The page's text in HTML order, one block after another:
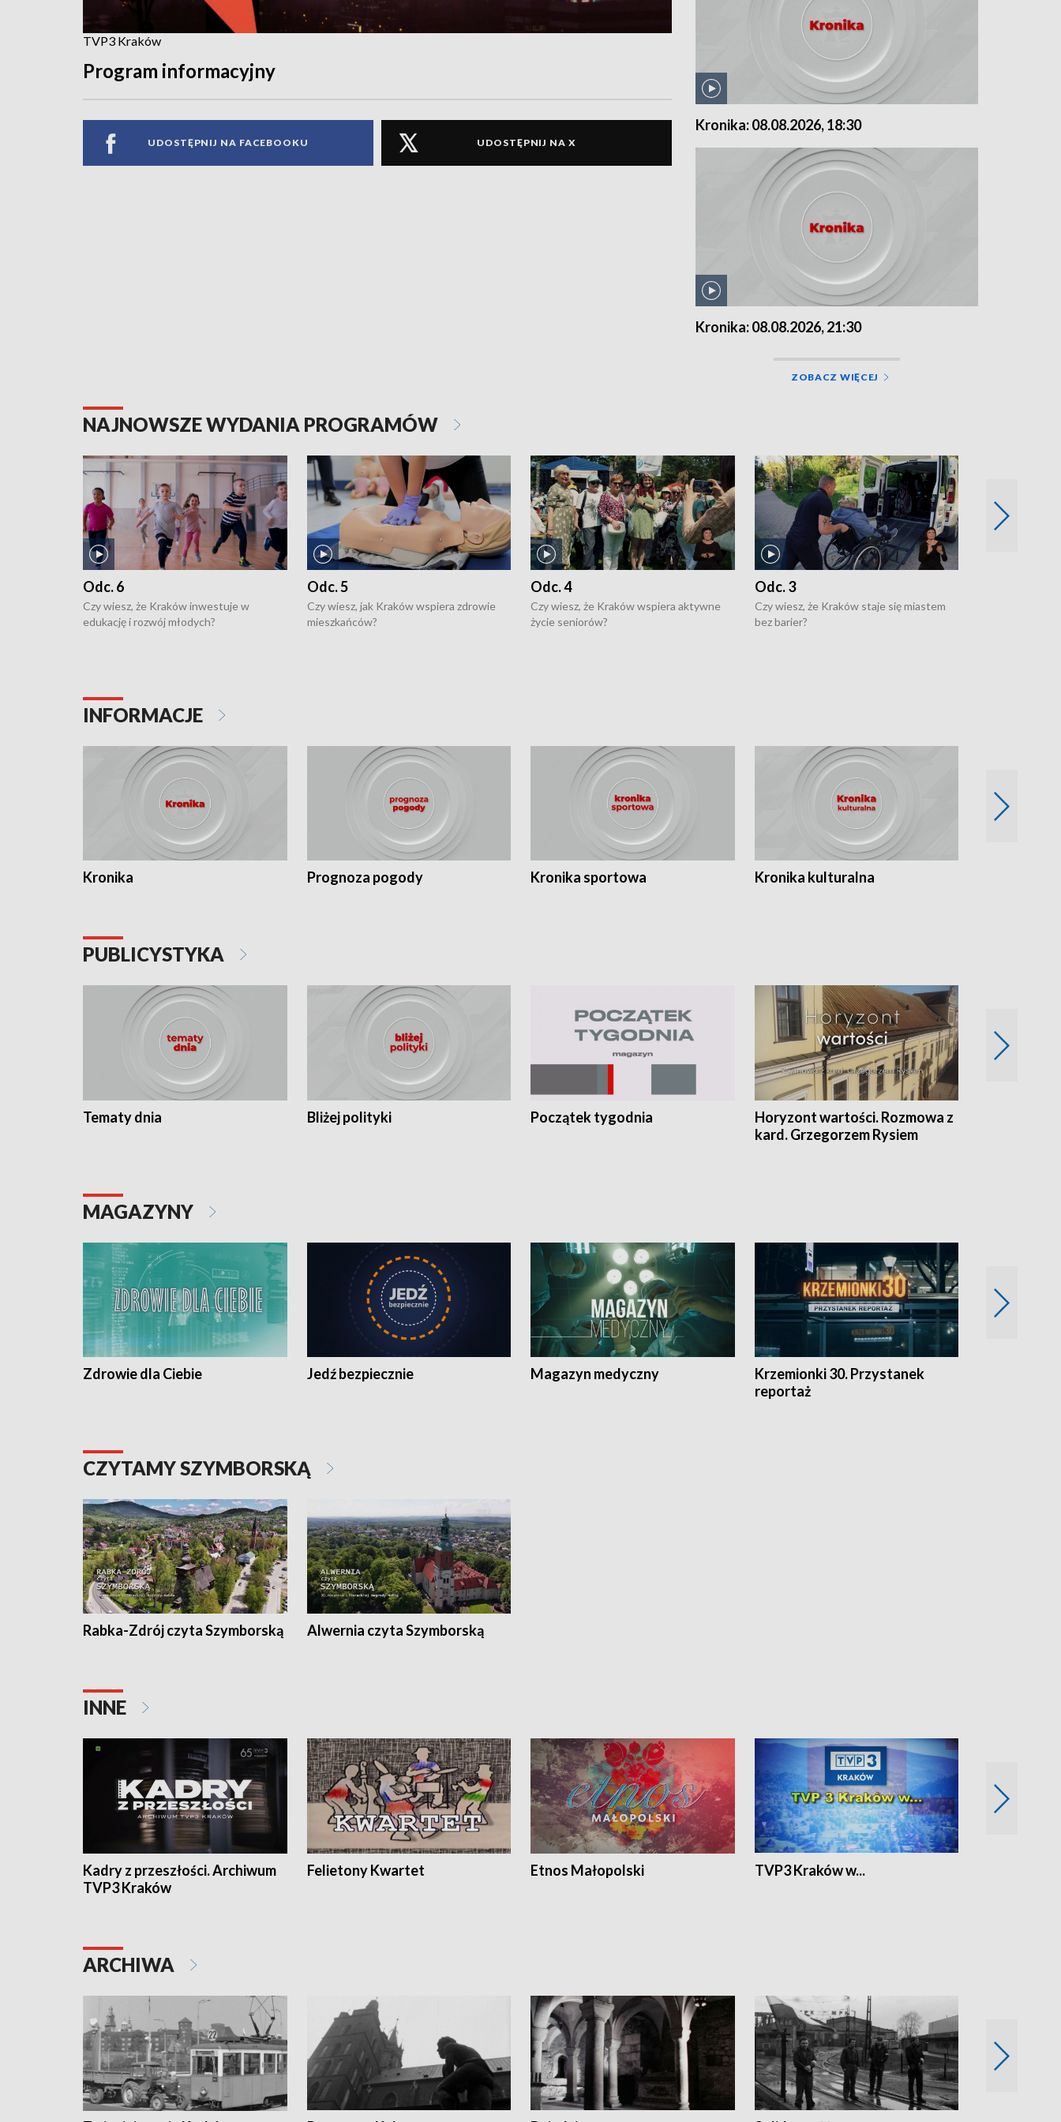
TVP3 Kraków
Program informacyjny
UDOSTĘPNIJ NA FACEBOOKU UDOSTĘPNIJ NA X
Kronika: 08.08.2026, 18:30
Kronika: 08.08.2026, 21:30
ZOBACZ WIĘCEJ
NAJNOWSZE WYDANIA PROGRAMÓW
Odc. 6
Czy wiesz, że Kraków inwestuje w
edukację i rozwój młodych?
Odc. 5
Czy wiesz, jak Kraków wspiera zdrowie
mieszkańców?
Odc. 4
Czy wiesz, że Kraków wspiera aktywne
życie seniorów?
Odc. 3
Czy wiesz, że Kraków staje się miastem
bez barier?
INFORMACJE
Kronika Prognoza pogody Kronika sportowa Kronika kulturalna
PUBLICYSTYKA
Tematy dnia Bliżej polityki Początek tygodnia
Horyzont wartości. Rozmowa z
kard. Grzegorzem Rysiem
MAGAZYNY
Zdrowie dla Ciebie Jedź bezpiecznie Magazyn medyczny
Krzemionki 30. Przystanek
reportaż
CZYTAMY SZYMBORSKĄ
Rabka-Zdrój czyta Szymborską Alwernia czyta Szymborską
INNE
Kadry z przeszłości. Archiwum
TVP3 Kraków
Felietony Kwartet Etnos Małopolski TVP3 Kraków w...
ARCHIWA